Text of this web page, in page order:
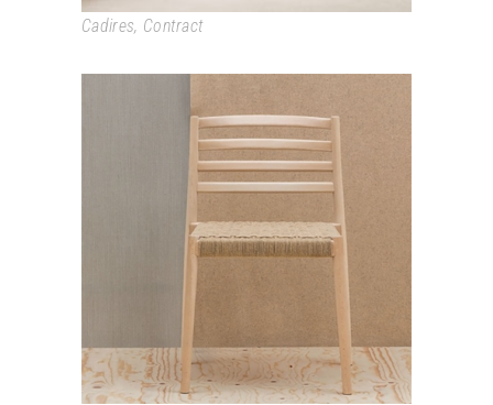
Cadires, Contract
LAKE